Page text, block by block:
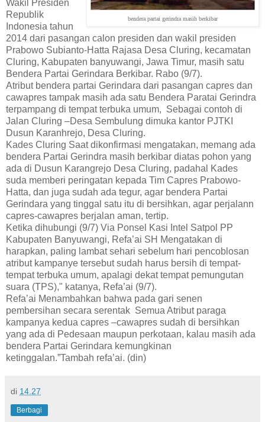
bendera partai gerindra masih berkibar
Wakil Presiden
Republik
Indonesia tahun
2014 dari pasangan calon presiden dan wakil presiden
Prabowo Subianto-Hatta Rajasa Desa Cluring, kecamatan
Cluring, Kabupaten banyuwangi, Jawa Timur, masih satu
Bendera Partai Gerindara Berkibar. Rabo (9/7).
Atribut bendera partai Gerindara dari pasangan capres dan
cawapres tampak masih ada satu Bendera Paratai Gerindra
terpampang di tempat terbuka umum, Sebagai contoh di
Jalan Cluring –Desa Sembulung dimuka kantor PJTKI
Dusun Karanhrejo, Desa Cluring.
Kades Cluring Saat dikonfirmasi mengatakan, memang ada
bendera Partai Gerindra masih berkibar diatas pohon yang
ada di Dusun Karangrejo Desa Cluring, padahal Kades
suda memberi peringatan kepada Tim Capres Prabowo-
Hatta, dan juga sudah ada tegur, agar bendera Partai
Gerindara yang tinggal satu itu di bersihkan, agar perjalann
capres-cawapres berjalan aman, tertip.
Ketika dihubungi (9/7) Via Ponsel Kasi Intel Satpol PP
Kabupaten Banyuwangi, Refa’ai SH Mengatakan di
harapkan, paling lambat sehari sebelum hari pencoblosan
atribut kampanye tersebut sudah harus bersih di tempat-
tempat terbuka umum, apalagi dekat tempat pemungutan
suara (TPS)," katanya, Refa’ai (9/7).
Refa’ai Menambahkan bahwa pada gari senen
pembersihan secara serentak Semua Atribut paraga
kampanya kedua capres –cawapres sudah di bersihkan
yang ada di Pedesaan maupun perkotaan, kalau masih ada
bendera Partai Gerindara kemungkinan
ketinggalan.”Tambah refa’ai. (din)
di 14.27
Berbagi